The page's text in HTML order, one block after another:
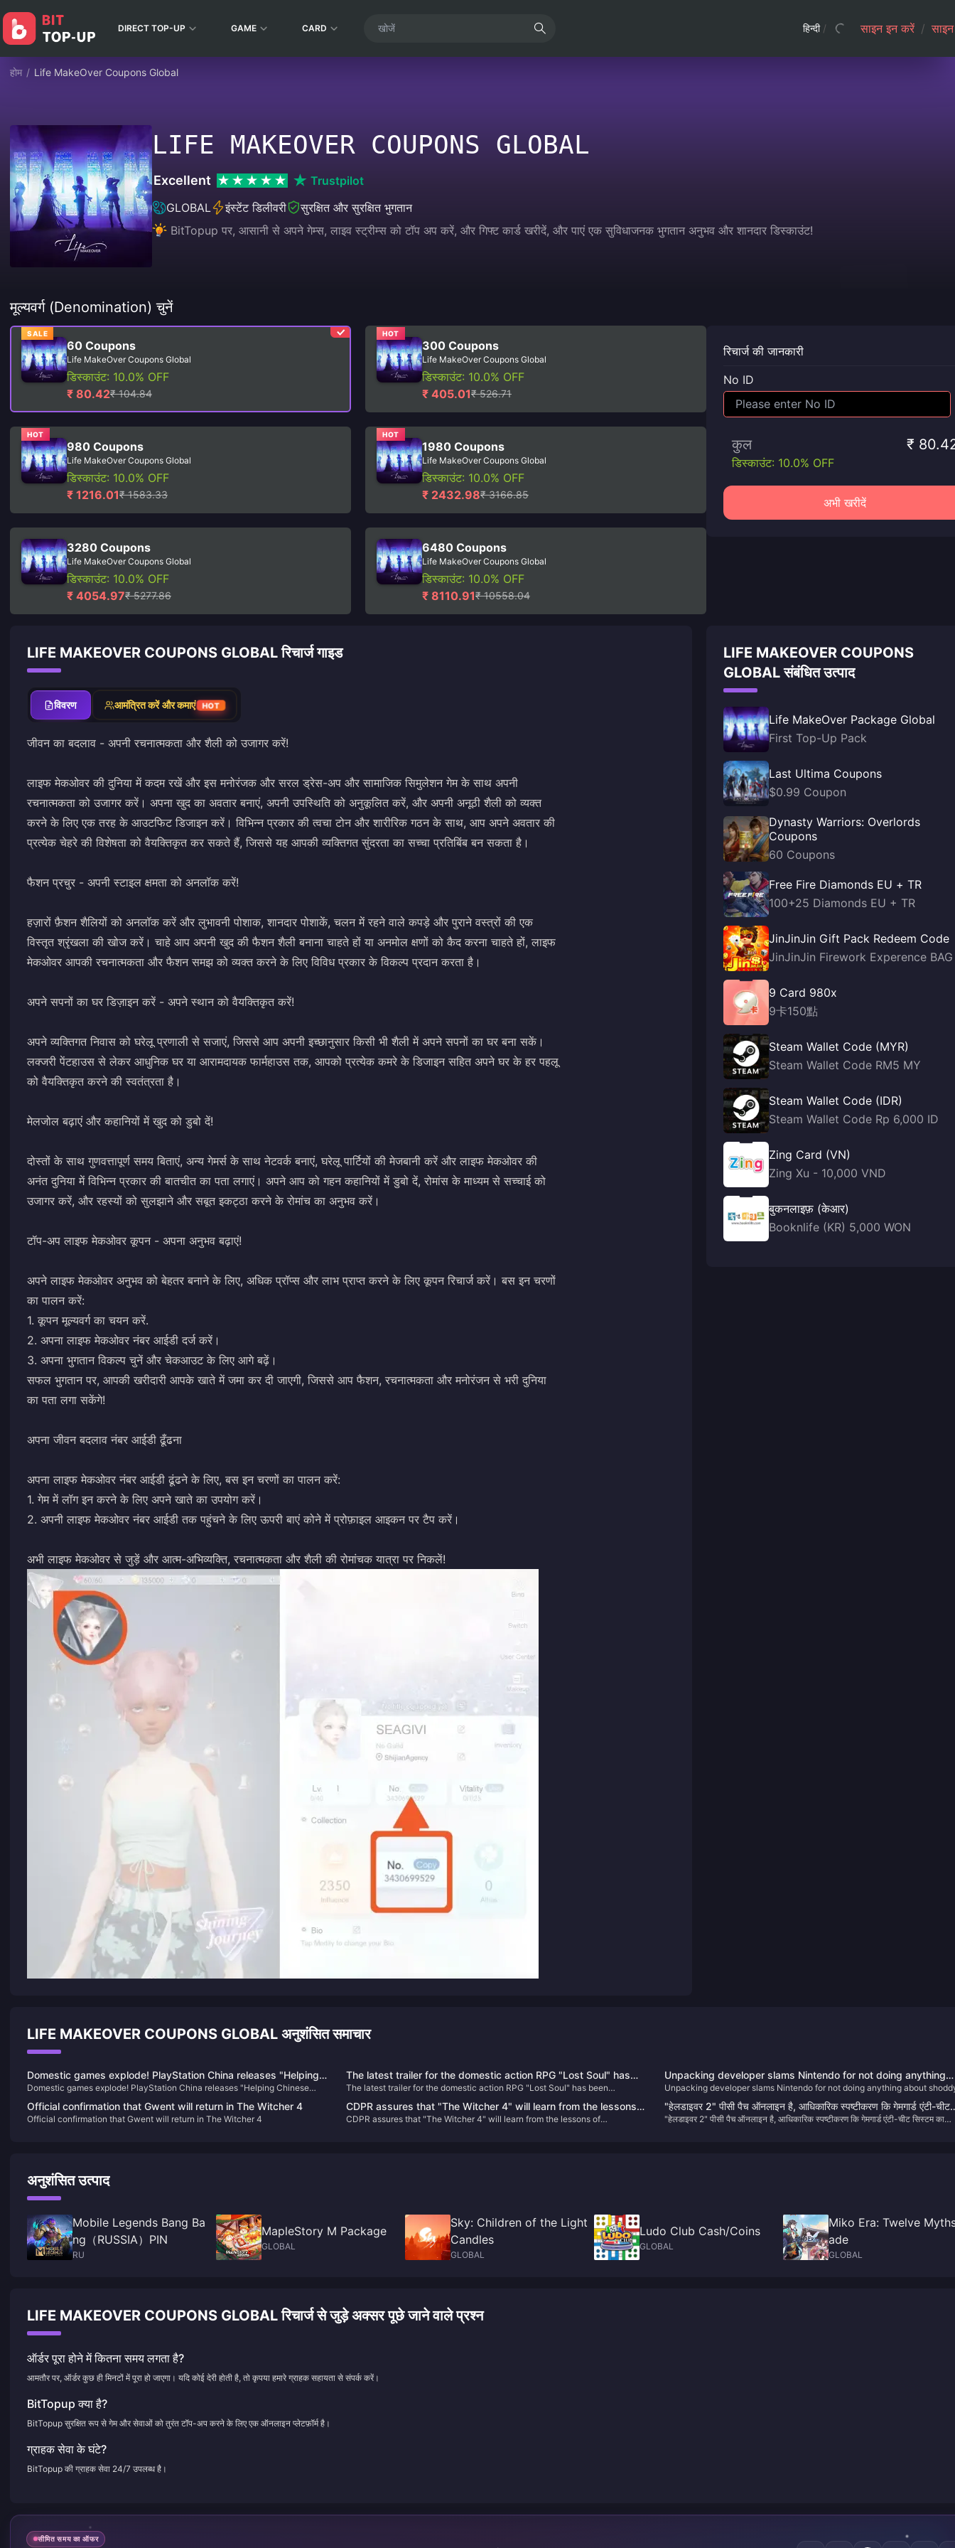
DIRECT TOP-UP GAME CARD हिन्दी / साइन इन करें /
होम / Life MakeOver Coupons Global
LIFE MAKEOVER COUPONS GLOBAL
Excellent
Trustpilot
GLOBAL
इंस्टेंट डिलीवरी
सुरक्षित और सुरक्षित भुगतान
BitTopup पर, आसानी से अपने गेम्स, लाइव स्ट्रीम्स को टॉप अप करें, और गिफ्ट कार्ड खरीदें, और पाएं एक सुविधाजनक भुगतान अनुभव और शानदार डिस्काउंट!
मूल्यवर्ग (Denomination) चुनें
SALE
60 Coupons
Life MakeOver Coupons Global
डिस्काउंट: 10.0% OFF
₹ 80.42₹ 104.84
HOT
300 Coupons
Life MakeOver Coupons Global
डिस्काउंट: 10.0% OFF
₹ 405.01₹ 526.71
HOT
980 Coupons
Life MakeOver Coupons Global
डिस्काउंट: 10.0% OFF
₹ 1216.01₹ 1583.33
HOT
1980 Coupons
Life MakeOver Coupons Global
डिस्काउंट: 10.0% OFF
₹ 2432.98₹ 3166.85
3280 Coupons
Life MakeOver Coupons Global
डिस्काउंट: 10.0% OFF
₹ 4054.97₹ 5277.86
6480 Coupons
Life MakeOver Coupons Global
डिस्काउंट: 10.0% OFF
₹ 8110.91₹ 10558.04
रिचार्ज की जानकारी
No ID
कुल ₹
डिस्काउंट: 10.0% OFF
अभी खरीदें
LIFE MAKEOVER COUPONS GLOBAL रिचार्ज गाइड
विवरण आमंत्रित करें और कमाएं HOT
जीवन का बदलाव - अपनी रचनात्मकता और शैली को उजागर करें!
लाइफ मेकओवर की दुनिया में कदम रखें और इस मनोरंजक और सरल ड्रेस-अप और सामाजिक सिमुलेशन गेम के साथ अपनी
रचनात्मकता को उजागर करें। अपना खुद का अवतार बनाएं, अपनी उपस्थिति को अनुकूलित करें, और अपनी अनूठी शैली को व्यक्त
करने के लिए एक तरह के आउटफिट डिजाइन करें। विभिन्न प्रकार की त्वचा टोन और शारीरिक गठन के साथ, आप अपने अवतार की
प्रत्येक चेहरे की विशेषता को वैयक्तिकृत कर सकते हैं, जिससे यह आपकी व्यक्तिगत सुंदरता का सच्चा प्रतिबिंब बन सकता है।
फैशन प्रचुर - अपनी स्टाइल क्षमता को अनलॉक करें!
हज़ारों फ़ैशन शैलियों को अनलॉक करें और लुभावनी पोशाक, शानदार पोशाकें, चलन में रहने वाले कपड़े और पुराने वस्त्रों की एक
विस्तृत श्रृंखला की खोज करें। चाहे आप अपनी खुद की फैशन शैली बनाना चाहते हों या अनमोल क्षणों को कैद करना चाहते हों, लाइफ
मेकओवर आपकी रचनात्मकता और फैशन समझ को व्यक्त करने के लिए विविध प्रकार के विकल्प प्रदान करता है।
अपने सपनों का घर डिज़ाइन करें - अपने स्थान को वैयक्तिकृत करें!
अपने व्यक्तिगत निवास को घरेलू प्रणाली से सजाएं, जिससे आप अपनी इच्छानुसार किसी भी शैली में अपने सपनों का घर बना सकें।
लक्जरी पेंटहाउस से लेकर आधुनिक घर या आरामदायक फार्महाउस तक, आपको प्रत्येक कमरे के डिजाइन सहित अपने घर के हर पहलू
को वैयक्तिकृत करने की स्वतंत्रता है।
मेलजोल बढ़ाएं और कहानियों में खुद को डुबो दें!
दोस्तों के साथ गुणवत्तापूर्ण समय बिताएं, अन्य गेमर्स के साथ नेटवर्क बनाएं, घरेलू पार्टियों की मेजबानी करें और लाइफ मेकओवर की
अनंत दुनिया में विभिन्न प्रकार की बातचीत का पता लगाएं। अपने आप को गहन कहानियों में डुबो दें, रोमांस के माध्यम से सच्चाई को
उजागर करें, और रहस्यों को सुलझाने और सबूत इकट्ठा करने के रोमांच का अनुभव करें।
टॉप-अप लाइफ मेकओवर कूपन - अपना अनुभव बढ़ाएं!
अपने लाइफ मेकओवर अनुभव को बेहतर बनाने के लिए, अधिक प्रॉप्स और लाभ प्राप्त करने के लिए कूपन रिचार्ज करें। बस इन चरणों
का पालन करें:
1. कूपन मूल्यवर्ग का चयन करें.
2. अपना लाइफ मेकओवर नंबर आईडी दर्ज करें।
3. अपना भुगतान विकल्प चुनें और चेकआउट के लिए आगे बढ़ें।
सफल भुगतान पर, आपकी खरीदारी आपके खाते में जमा कर दी जाएगी, जिससे आप फैशन, रचनात्मकता और मनोरंजन से भरी दुनिया
का पता लगा सकेंगे!
अपना जीवन बदलाव नंबर आईडी ढूँढना
अपना लाइफ मेकओवर नंबर आईडी ढूंढने के लिए, बस इन चरणों का पालन करें:
1. गेम में लॉग इन करने के लिए अपने खाते का उपयोग करें।
2. अपनी लाइफ मेकओवर नंबर आईडी तक पहुंचने के लिए ऊपरी बाएं कोने में प्रोफ़ाइल आइकन पर टैप करें।
अभी लाइफ मेकओवर से जुड़ें और आत्म-अभिव्यक्ति, रचनात्मकता और शैली की रोमांचक यात्रा पर निकलें!
LIFE MAKEOVER COUPONS
GLOBAL संबंधित उत्पाद
Life MakeOver Package Global
First Top-Up Pack
Last Ultima Coupons
$0.99 Coupon
Dynasty Warriors: Overlords
Coupons
60 Coupons
Free Fire Diamonds EU + TR
100+25 Diamonds EU + TR
JinJinJin Gift Pack Redeem Code
JinJinJin Firework Experence BAG
9 Card 980x
9卡150點
Steam Wallet Code (MYR)
Steam Wallet Code RM5 MY
Steam Wallet Code (IDR)
Steam Wallet Code Rp 6,000 ID
Zing Card (VN)
Zing Xu - 10,000 VND
बुकनलाइफ़ (केआर)
Booknlife (KR) 5,000 WON
LIFE MAKEOVER COUPONS GLOBAL अनुशंसित समाचार
Domestic games explode! PlayStation China releases "Helping
Chinese Creations Go Global" 10th Anniversary Short Film
Domestic games explode! PlayStation China releases "Helping Chinese
The latest trailer for the domestic action RPG "Lost Soul" has
been announced, and will be released on Steam and PS5 in
2025
The latest trailer for the domestic action RPG "Lost Soul" has been
Unpacking developer slams Nintendo for not doing anything
about shoddy knockoffs in stores
Unpacking developer slams Nintendo for not doing anything about
knockoffs in stores
Official confirmation that Gwent will return in The Witcher 4
Official confirmation that Gwent will return in The Witcher 4
CDPR assures that "The Witcher 4" will learn from the lessons
of "Cyberpunk 2077": the development process will be more
CDPR assures that "The Witcher 4" will learn from the lessons of
"हेलडाइवर 2" पीसी पैच ऑनलाइन है, आधिकारिक स्पष्टीकरण कि गेमगार्ड एंटी-चीट
सिस्टम का उपयोग क्यों किया जाता है
"हेलडाइवर 2" पीसी पैच ऑनलाइन है, आधिकारिक स्पष्टीकरण कि गेमगार्ड एंटी-चीट सिस्टम का
अनुशंसित उत्पाद
Mobile Legends Bang Ba
ng（RUSSIA）PIN
RU
MapleStory M Package
GLOBAL
Sky: Children of the Light
Candles
GLOBAL
Ludo Club Cash/Coins
GLOBAL
Miko Era: Twelve
ade
GLOBAL
LIFE MAKEOVER COUPONS GLOBAL रिचार्ज से जुड़े अक्सर पूछे जाने वाले प्रश्न
ऑर्डर पूरा होने में कितना समय लगता है?
आमतौर पर, ऑर्डर कुछ ही मिनटों में पूरा हो जाएगा। यदि कोई देरी होती है, तो कृपया हमारे ग्राहक सहायता से संपर्क करें।
BitTopup क्या है?
BitTopup सुरक्षित रूप से गेम और सेवाओं को तुरंत टॉप-अप करने के लिए एक ऑनलाइन प्लेटफ़ॉर्म है।
ग्राहक सेवा के घंटे?
BitTopup की ग्राहक सेवा 24/7 उपलब्ध है।
सीमित समय का ऑफर